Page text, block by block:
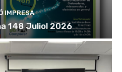
IMPRESA
148 Juliol 2026